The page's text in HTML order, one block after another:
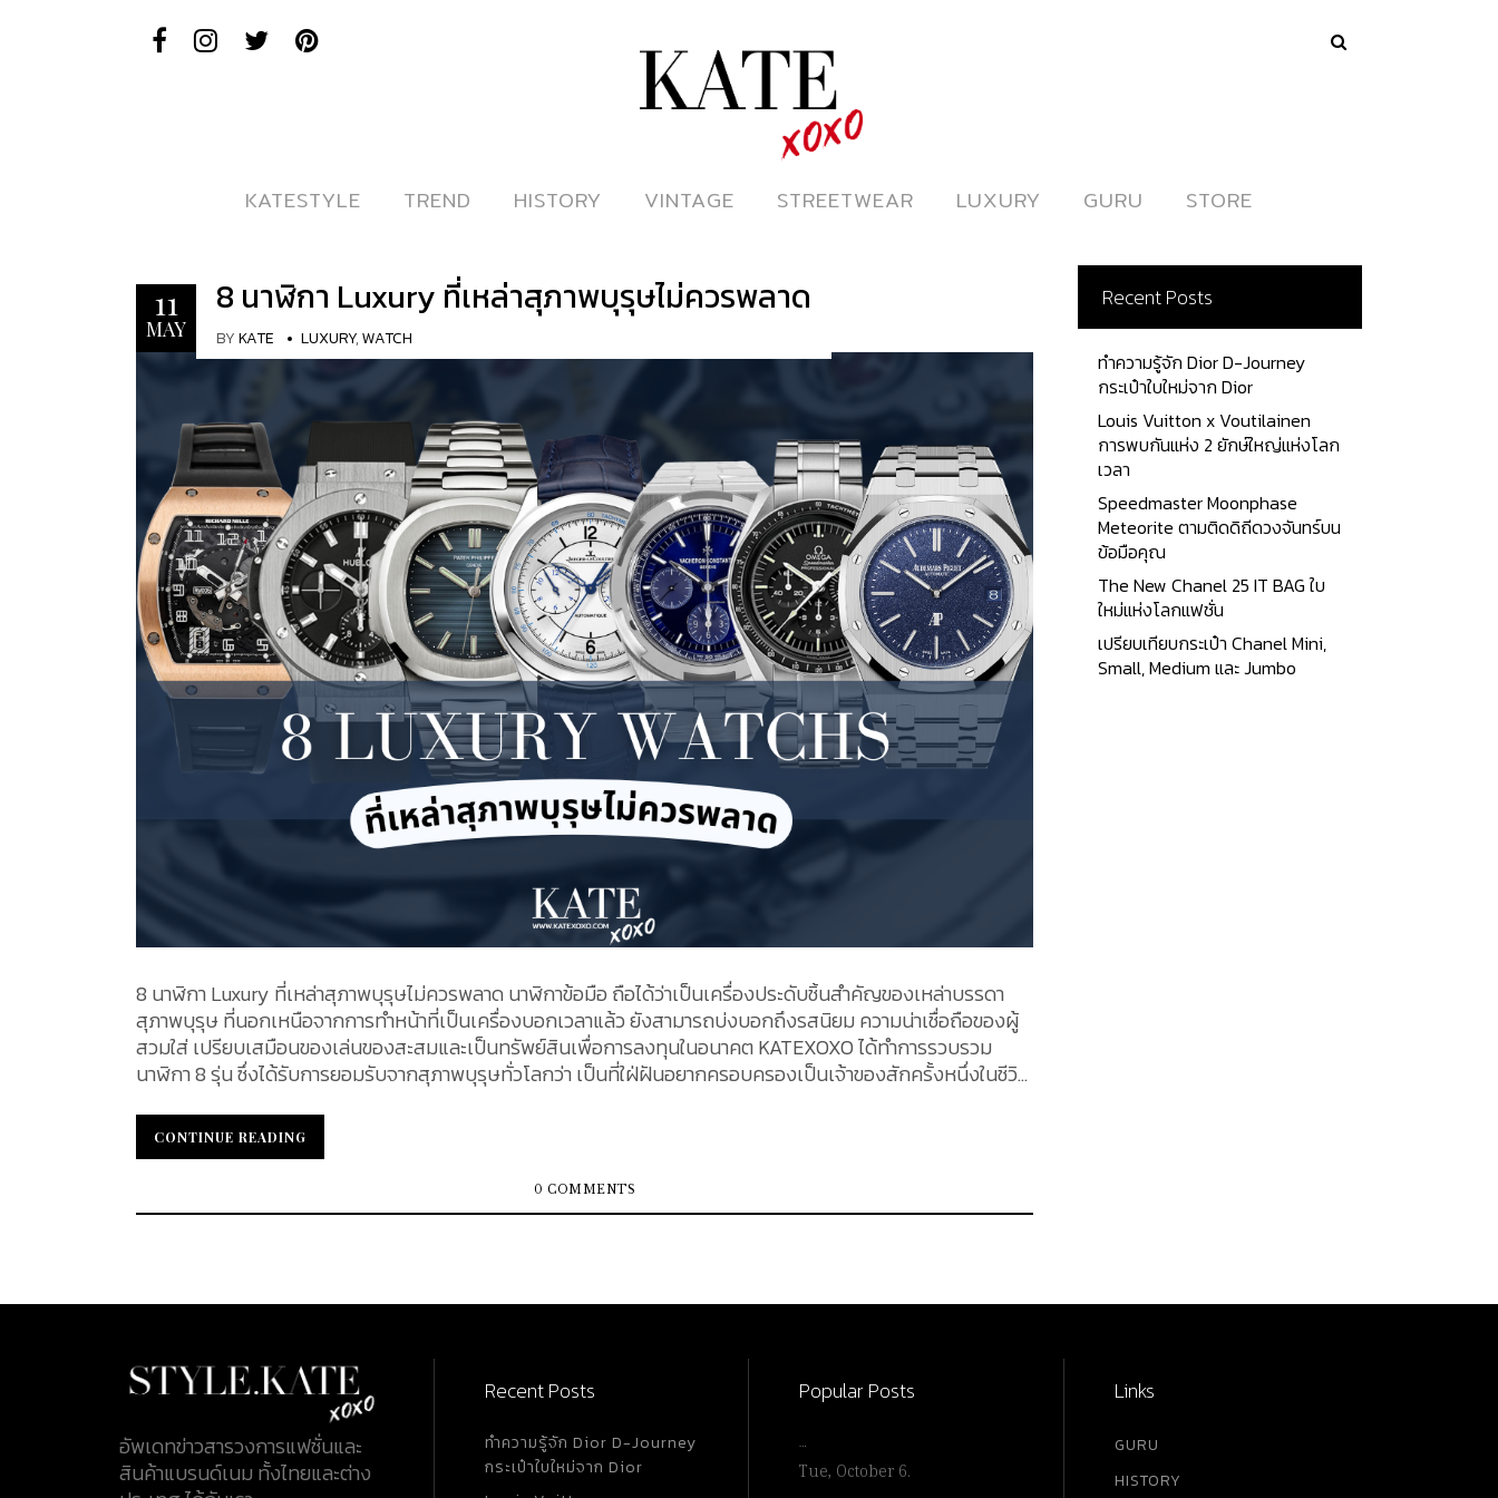
ดูหนังออนไลน์
KATESTYLE
KATESTYLE TREND
TREND HISTORY
HISTORY VINTAGE
VINTAGE STREETWEAR
STREETWEAR LUXURY
LUXURY GURU
GURU STORE
STORE
11
MAY
8 นาฬิกา Luxury ที่เหล่าสุภาพบุรุษไม่ควรพลาด
BYKATE LUXURY,WATCH
8 นาฬิกา Luxury ที่เหล่าสุภาพบุรุษไม่ควรพลาด นาฬิกาข้อมือ ถือได้ว่าเป็นเครื่องประดับชิ้นสำคัญของเหล่าบรรดา
สุภาพบุรุษ ที่นอกเหนือจากการทำหน้าที่เป็นเครื่องบอกเวลาแล้ว ยังสามารถบ่งบอกถึงรสนิยม ความน่าเชื่อถือของผู้
สวมใส่ เปรียบเสมือนของเล่นของสะสมและเป็นทรัพย์สินเพื่อการลงทุนในอนาคต KATEXOXO ได้ทำการรวบรวม
นาฬิกา 8 รุ่น ซึ่งได้รับการยอมรับจากสุภาพบุรุษทั่วโลกว่า เป็นที่ใฝ่ฝันอยากครอบครองเป็นเจ้าของสักครั้งหนึ่งในชีวิต
การขับขี่และความเร็ว ถูกดีไซน์ออกมาเพื่อตอบสนองความต้องการของนักแข่งรถมืออาชีพ เพื่อช่วยให้นักแข่งรถ
สามารถคำนวนเวลาที่ใช้ไปและอ่านความเร็วเฉลี่ยบนขอบหน้าปัดขนาด 40 มิลลิเมตร ที่มีคุณสมบัติเป็นมาตรวัด
ความเร็ว รวมถึงส่วนแสดงเวลา 3 ช่อง และปุ่มกดด้านข้าง ช่วยให้นักแข่งรถสามารถจับเวลาที่ใช้ไป โดยแสดงรูปแบบ
เป็นชั่วโมง นาที และวินาทีบนหน้าปัด ชื่อรุ่น Daytona เป็นการยกย่องความสำคัญให้แก่เมือง Daytona ในรัฐฟลอริดา
บุรุษทั่วโลก มาจนถึงปัจจุบัน Audemars Piguet Royal Oak Audemars Piguet (โอเดอะมาร์ส ปิเกต์) หรือที่รู้จัก
โดยทั่วไปกับตัวย่อภาษาอังกฤษ 2 ตัว AP อีกหนึ่งแบรนด์นาฬิกาเก่าแก่ระดับ Holy Trinity ซึ่งก่อตั้งมาตั้งแต่ปี ค.ศ....
CONTINUE READING
CONTINUE READING
0 COMMENTS
Recent Posts
ทำความรู้จัก Dior D-Journey
กระเป๋าใบใหม่จาก Dior
Louis Vuitton x Voutilainen
การพบกันแห่ง 2 ยักษ์ใหญ่แห่งโลก
เวลา
Speedmaster Moonphase
Meteorite ตามติดดิถีดวงจันทร์บน
ข้อมือคุณ
The New Chanel 25 IT BAG ใบ
ใหม่แห่งโลกแฟชั่น
เปรียบเทียบกระเป๋า Chanel Mini,
Small, Medium และ Jumbo
อัพเดทข่าวสารวงการแฟชั่นและ
สินค้าแบรนด์เนม ทั้งไทยและต่าง
Recent Posts
ทำความรู้จัก Dior D-Journey
กระเป๋าใบใหม่จาก Dior
Popular Posts
…
Tue, October 6.
Links
GURU
HISTORY